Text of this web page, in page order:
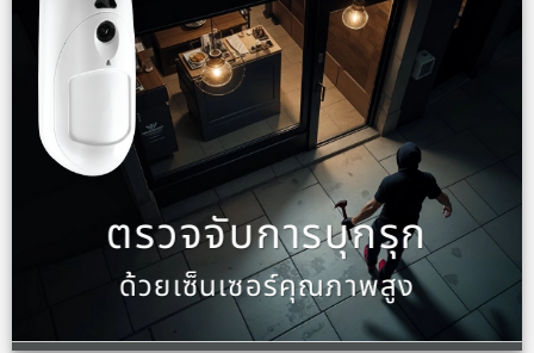
ตรวจจับการบุกรุก
ด้วยเซ็นเซอร์คุณภาพสูง